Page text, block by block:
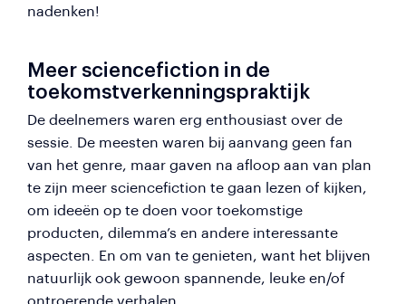
nadenken!
Meer sciencefiction in de
toekomstverkenningspraktijk
De deelnemers waren erg enthousiast over de
sessie. De meesten waren bij aanvang geen fan
van het genre, maar gaven na afloop aan van plan
te zijn meer sciencefiction te gaan lezen of kijken,
om ideeën op te doen voor toekomstige
producten, dilemma’s en andere interessante
aspecten. En om van te genieten, want het blijven
natuurlijk ook gewoon spannende, leuke en/of
ontroerende verhalen.